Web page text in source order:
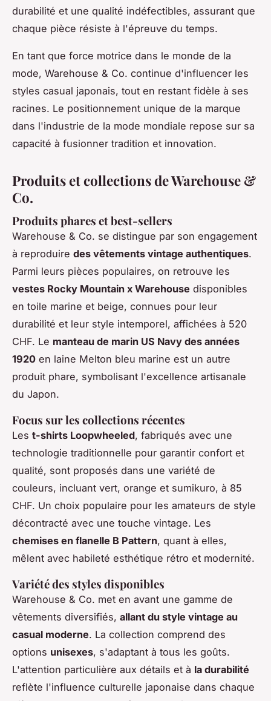
durabilité et une qualité indéfectibles, assurant que
chaque pièce résiste à l'épreuve du temps.
En tant que force motrice dans le monde de la
mode, Warehouse & Co. continue d'influencer les
styles casual japonais, tout en restant fidèle à ses
racines. Le positionnement unique de la marque
dans l'industrie de la mode mondiale repose sur sa
capacité à fusionner tradition et innovation.
Produits et collections de Warehouse &
Co.
Produits phares et best-sellers
Warehouse & Co. se distingue par son engagement
à reproduire des vêtements vintage authentiques.
Parmi leurs pièces populaires, on retrouve les
vestes Rocky Mountain x Warehouse disponibles
en toile marine et beige, connues pour leur
durabilité et leur style intemporel, affichées à 520
CHF. Le manteau de marin US Navy des années
1920 en laine Melton bleu marine est un autre
produit phare, symbolisant l'excellence artisanale
du Japon.
Focus sur les collections récentes
Les t-shirts Loopwheeled, fabriqués avec une
technologie traditionnelle pour garantir confort et
qualité, sont proposés dans une variété de
couleurs, incluant vert, orange et sumikuro, à 85
CHF. Un choix populaire pour les amateurs de style
décontracté avec une touche vintage. Les
chemises en flanelle B Pattern, quant à elles,
mêlent avec habileté esthétique rétro et modernité.
Variété des styles disponibles
Warehouse & Co. met en avant une gamme de
vêtements diversifiés, allant du style vintage au
casual moderne. La collection comprend des
options unisexes, s'adaptant à tous les goûts.
L'attention particulière aux détails et à la durabilité
reflète l'influence culturelle japonaise dans chaque